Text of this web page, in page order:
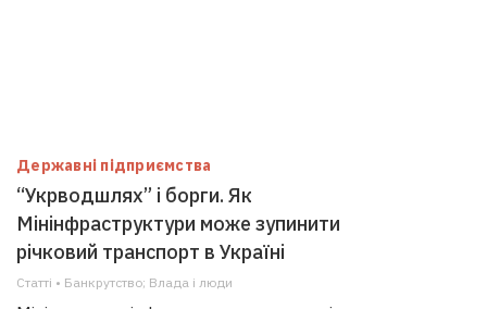
Державні підприємства
“Укрводшлях” і борги. Як
Мінінфраструктури може зупинити
річковий транспорт в Україні
Статті • Банкрутство; Влада i люди